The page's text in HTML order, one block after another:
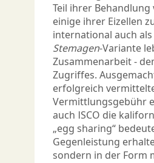
Teil ihrer
einige ihrer Eizellen
international auch
Stemagen-Variante
Zusammenarbeit -
Zugriffes.
erfolgreich
Vermittlungsgebühr
auch ISCO die
„egg sharing“
Gegenleistung
sondern in der Form